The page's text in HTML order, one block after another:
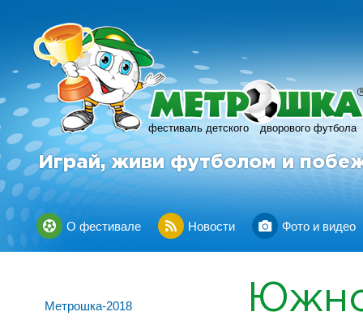
фестиваль детского дворового футбола
R
Играй, живи футболом и
О фестивале Новости Фото и видео
Метрошка-2018